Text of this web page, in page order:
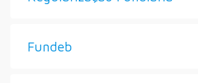
Fundeb